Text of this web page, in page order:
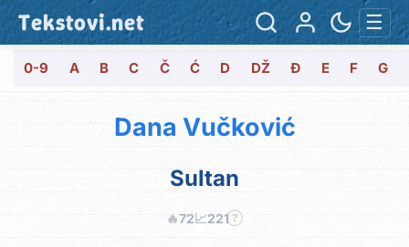
Tekstovi.net ☰
0-9 A B C Č Ć D DŽ Đ E F G
Dana Vučković
Sultan
🔥72📈221 ?